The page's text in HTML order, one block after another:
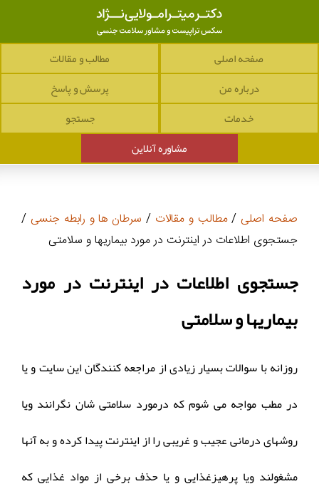
صفحه اصلی
مطالب و مقالات
درباره من
پرسش و پاسخ
خدمات
جستجو
مشاوره آنلاین
صفحه اصلی /مطالب و مقالات / سرطان ها و رابطه جنسی /
جستجوی اطلاعات در اینترنت در مورد بیماریها و سلامتی
جستجوی اطلاعات در اینترنت در مورد
بیماریها و سلامتی
روزانه با سوالات بسیار زیادی از مراجعه کنندگان این سایت و یا
در مطب مواجه می شوم که درمورد سلامتی شان نگرانند ویا
روشهای درمانی عجیب و غریبی را از اینترنت پیدا کرده و به آنها
مشغولند ویا پرهیزغذایی و یا حذف برخی از مواد غذایی که